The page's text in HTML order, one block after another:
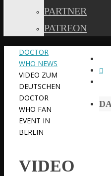
PARTNER
PATREON
START
DOCTOR
WHO NEWS
VIDEO ZUM
DEUTSCHEN
DOCTOR
WHO FAN
EVENT IN
BERLIN
VIDEO